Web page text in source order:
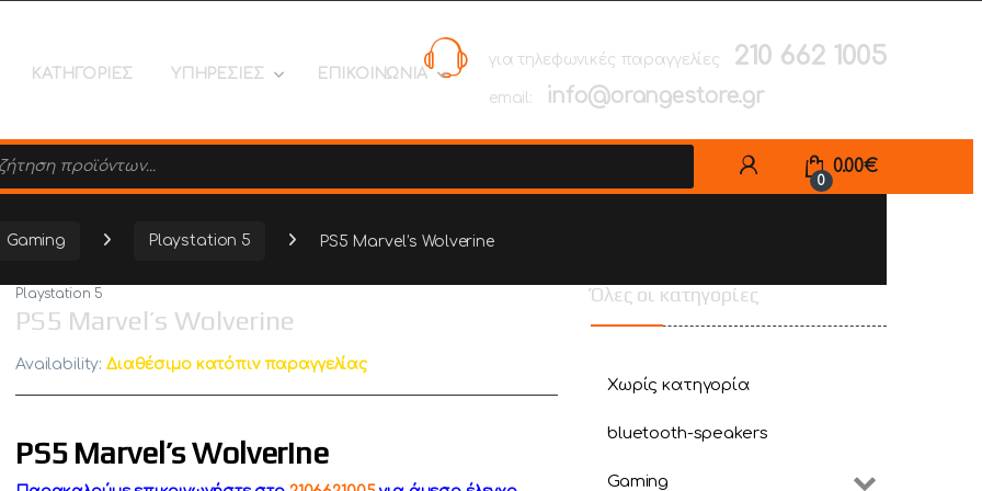
ΚΑΤΗΓΟΡΙΕΣ ΥΠΗΡΕΣΙΕΣ ΕΠΙΚΟΙΝΩΝΙΑ
για τηλεφωνικές παραγγελίες 210 662 1005
email: info@orangestore.gr
0
0.00€
Gaming Playstation 5 PS5 Marvel’s Wolverine
Playstation 5
PS5 Marvel’s Wolverine
Availability:Διαθέσιμο κατόπιν παραγγελίας
PS5 Marvel’s Wolverine
Όλες οι κατηγορίες
Χωρίς κατηγορία
bluetooth-speakers
Gaming